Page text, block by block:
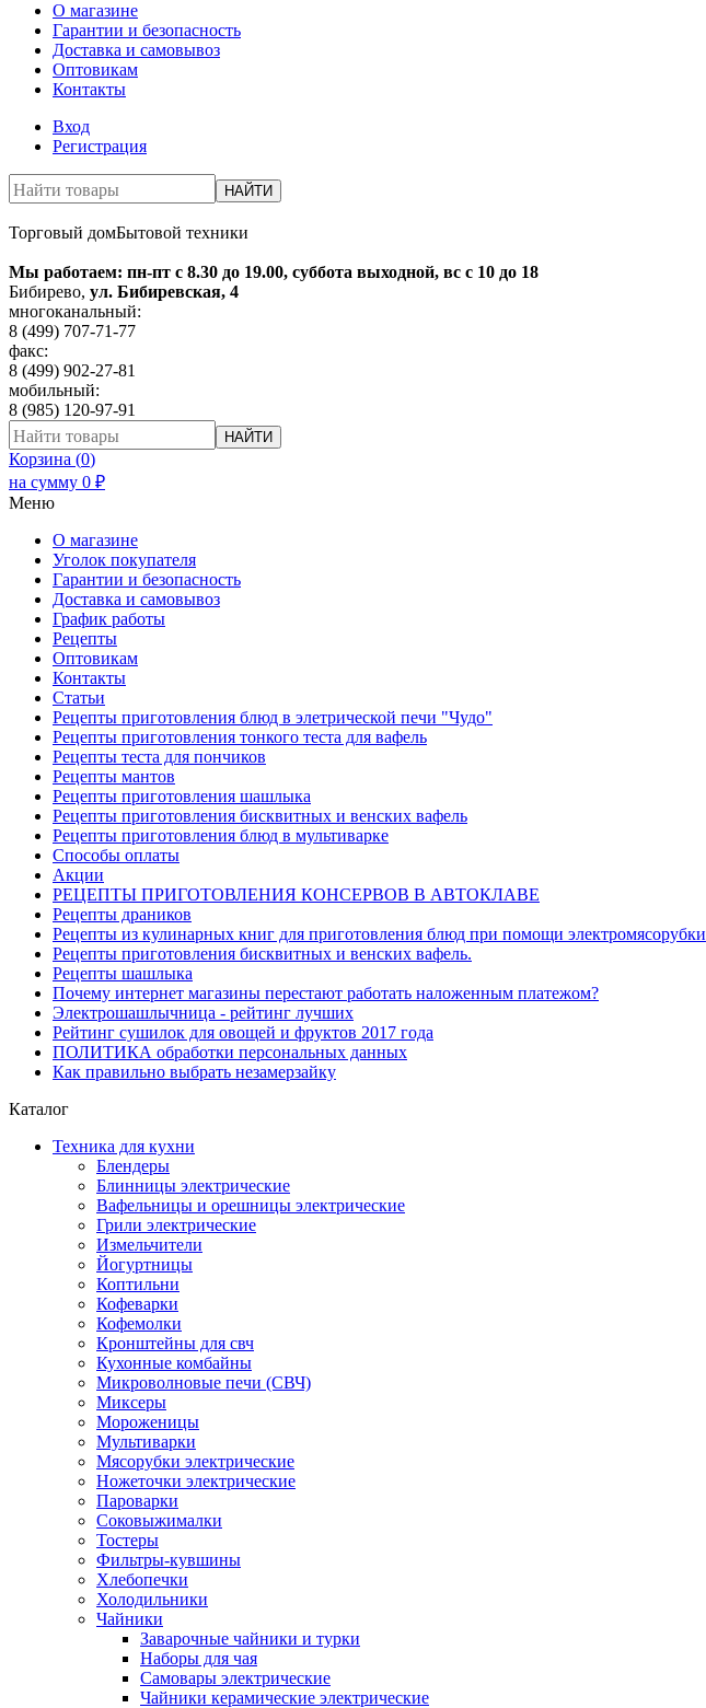
О магазине
Гарантии и безопасность
Доставка и самовывоз
Оптовикам
Контакты
Вход
Регистрация
НАЙТИ
Торговый домБытовой техники
Мы работаем: пн-пт с 8.30 до 19.00, суббота выходной, вс с 10 до 18
Бибирево, ул. Бибиревская, 4
многоканальный:
8 (499) 707-71-77
факс:
8 (499) 902-27-81
мобильный:
8 (985) 120-97-91
НАЙТИ
Корзина (0)
на сумму 0 ₽
Меню
О магазине
Уголок покупателя
Гарантии и безопасность
Доставка и самовывоз
График работы
Рецепты
Оптовикам
Контакты
Статьи
Рецепты приготовления блюд в элетрической печи "Чудо"
Рецепты приготовления тонкого теста для вафель
Рецепты теста для пончиков
Рецепты мантов
Рецепты приготовления шашлыка
Рецепты приготовления бисквитных и венских вафель
Рецепты приготовления блюд в мультиварке
Способы оплаты
Акции
РЕЦЕПТЫ ПРИГОТОВЛЕНИЯ КОНСЕРВОВ В АВТОКЛАВЕ
Рецепты драников
Рецепты из кулинарных книг для приготовления блюд при помощи электромясорубки
Рецепты приготовления бисквитных и венских вафель.
Рецепты шашлыка
Почему интернет магазины перестают работать наложенным платежом?
Электрошашлычница - рейтинг лучших
Рейтинг сушилок для овощей и фруктов 2017 года
ПОЛИТИКА обработки персональных данных
Как правильно выбрать незамерзайку
Каталог
Техника для кухни
Блендеры
Блинницы электрические
Вафельницы и орешницы электрические
Грили электрические
Измельчители
Йогуртницы
Коптильни
Кофеварки
Кофемолки
Кронштейны для свч
Кухонные комбайны
Микроволновые печи (СВЧ)
Миксеры
Мороженицы
Мультиварки
Мясорубки электрические
Ножеточки электрические
Пароварки
Соковыжималки
Тостеры
Фильтры-кувшины
Хлебопечки
Холодильники
Чайники
Заварочные чайники и турки
Наборы для чая
Самовары электрические
Чайники керамические электрические